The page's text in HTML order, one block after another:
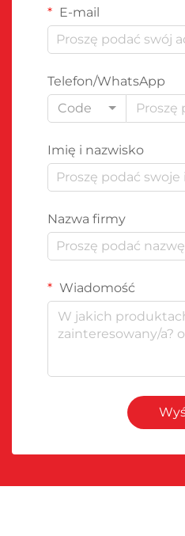
E-mail
Telefon/WhatsApp
Code
Imię i nazwisko
Nazwa firmy
Wiadomość